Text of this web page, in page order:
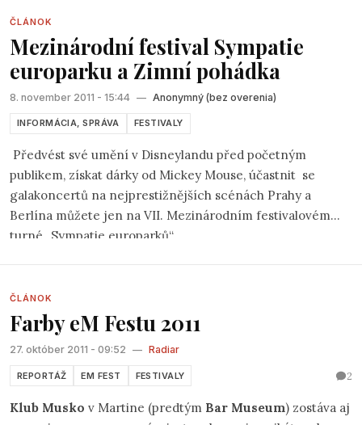
7.12.2011 od 17:00.
ČLÁNOK
Mezinárodní festival Sympatie
europarku a Zimní pohádka
8. november 2011 - 15:44 — Anonymný (bez overenia)
INFORMÁCIA, SPRÁVA FESTIVALY
Předvést své umění v Disneylandu před početným
publikem, získat dárky od Mickey Mouse, účastnit se
galakoncertů na nejprestižnějších scénách Prahy a
Berlína můžete jen na VII. Mezinárodním festivalovém
turné „Sympatie europarků“
ČLÁNOK
Farby eM Festu 2011
27. október 2011 - 09:52 — Radiar
REPORTÁŽ EM FEST FESTIVALY 2
Klub Musko v Martine (predtým Bar Museum) zostáva aj